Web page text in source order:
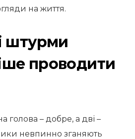
на життя.
штурми
проводити
голова – добре, а дві –
невпинно зганяють